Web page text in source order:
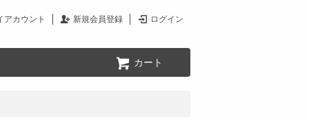
アカウント 新規会員登録 ログイン
カート